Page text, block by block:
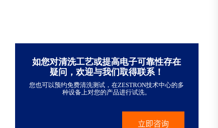
如您对清洗工艺或提高电子可靠性存在
疑问，欢迎与我们取得联系！
您也可以预约免费清洗测试，在ZESTRON技术中心的多
种设备上对您的产品进行试洗。
立即咨询